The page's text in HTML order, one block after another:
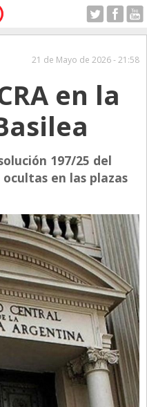
Sabado 08.08.2026
21 de Mayo de 2026 - 21:58
en la
197/25 del
en las plazas